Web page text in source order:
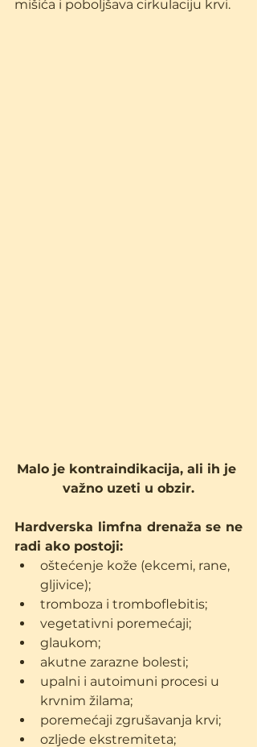
mišića i poboljšava cirkulaciju krvi.
Malo je kontraindikacija, ali ih je
važno uzeti u obzir.
Hardverska limfna drenaža se ne
radi ako postoji:
oštećenje kože (ekcemi, rane,
gljivice);
tromboza i tromboflebitis;
vegetativni poremećaji;
glaukom;
akutne zarazne bolesti;
upalni i autoimuni procesi u
krvnim žilama;
poremećaji zgrušavanja krvi;
ozljede ekstremiteta;